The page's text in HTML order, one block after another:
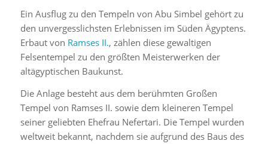
Ein Ausflug zu den Tempeln von Abu Simbel gehört zu
den unvergesslichsten Erlebnissen im Süden Ägyptens.
Erbaut von Ramses II., zählen diese gewaltigen
Felsentempel zu den größten Meisterwerken der
altägyptischen Baukunst.
Die Anlage besteht aus dem berühmten Großen
Tempel von Ramses II. sowie dem kleineren Tempel
seiner geliebten Ehefrau Nefertari. Die Tempel wurden
weltweit bekannt, nachdem sie aufgrund des Baus des